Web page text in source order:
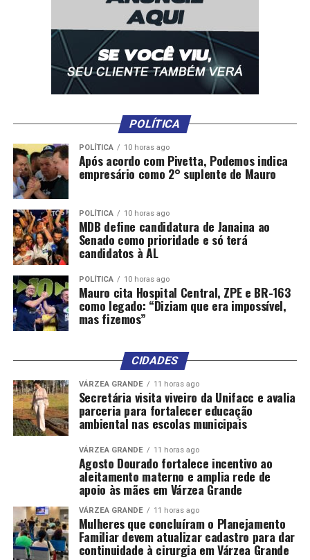
POLÍTICA
POLÍTICA 10 horas ago
Após acordo com Pivetta, Podemos indica
empresário como 2° suplente de Mauro
POLÍTICA 10 horas ago
MDB define candidatura de Janaina ao
Senado como prioridade e só terá
candidatos à AL
POLÍTICA 10 horas ago
Mauro cita Hospital Central, ZPE e BR-163
como legado: “Diziam que era impossível,
mas fizemos”
CIDADES
VÁRZEA GRANDE 11 horas ago
Secretária visita viveiro da Unifacc e avalia
parceria para fortalecer educação
ambiental nas escolas municipais
VÁRZEA GRANDE 11 horas ago
Agosto Dourado fortalece incentivo ao
aleitamento materno e amplia rede de
apoio às mães em Várzea Grande
VÁRZEA GRANDE 11 horas ago
Mulheres que concluíram o Planejamento
Familiar devem atualizar cadastro para dar
continuidade à cirurgia em Várzea Grande